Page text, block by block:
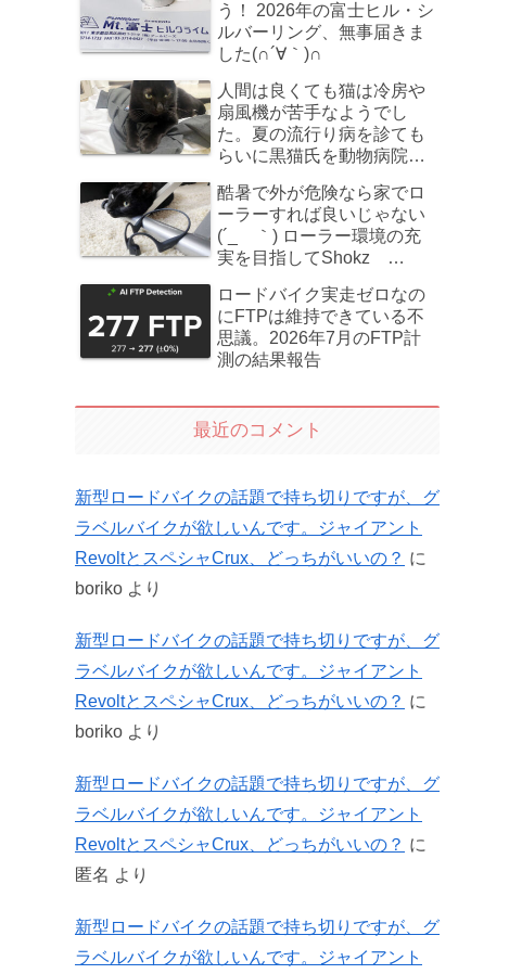
う！ 2026年の富士ヒル・シ
ルバーリング、無事届きま
した(∩´∀｀)∩
人間は良くても猫は冷房や
扇風機が苦手なようでし
た。夏の流行り病を診ても
らいに黒猫氏を動物病院へ
酷暑で外が危険なら家でロ
ーラーすれば良いじゃない
(´_ゝ｀) ローラー環境の充
実を目指してShokz
た
ロードバイク実走ゼロなの
にFTPは維持できている不
思議。2026年7月のFTP計
測の結果報告
最近のコメント
新型ロードバイクの話題で持ち切りですが、グ
ラベルバイクが欲しいんです。ジャイアント
RevoltとスペシャCrux、どっちがいいの？ に
boriko より
新型ロードバイクの話題で持ち切りですが、グ
ラベルバイクが欲しいんです。ジャイアント
RevoltとスペシャCrux、どっちがいいの？ に
boriko より
新型ロードバイクの話題で持ち切りですが、グ
ラベルバイクが欲しいんです。ジャイアント
RevoltとスペシャCrux、どっちがいいの？ に
匿名 より
新型ロードバイクの話題で持ち切りですが、グ
ラベルバイクが欲しいんです。ジャイアント